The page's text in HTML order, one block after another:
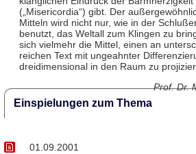
(„Misericordia“) gibt. Der
Mitteln wird nicht nur, wie in der
benutzt, das Weltall zum Klingen zu
sich vielmehr die Mittel, einen an
reichen Text mit ungeahnter
dreidimensional in den Raum zu
Prof. Dr.
Einspielungen zum Thema
01.09.2001